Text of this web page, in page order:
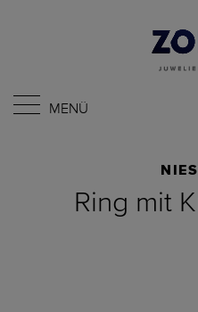
MENÜ
Ring mit